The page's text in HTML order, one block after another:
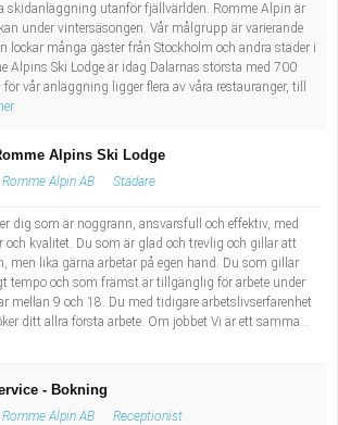
skidanläggning utanför fjällvärlden. Romme Alpin är
under vintersäsongen. Vår målgrupp är varierande
lockar många gäster från Stockholm och andra städer i
Alpins Ski Lodge är idag Dalarnas största med 700
vår anläggning ligger flera av våra restauranger, till
Alpins Ski Lodge
Romme Alpin AB Städare
dig som är noggrann, ansvarsfull och effektiv, med
och kvalitet. Du som är glad och trevlig och gillar att
men lika gärna arbetar på egen hand. Du som gillar
tempo och som främst är tillgänglig för arbete under
mellan 9 och 18. Du med tidigare arbetslivserfarenhet
ditt allra första arbete. Om jobbet Vi är ett samma...
- Bokning
Romme Alpin AB Receptionist